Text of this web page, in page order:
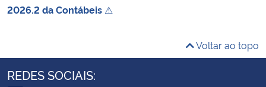
2026.2 da Contábeis ⚠
Voltar ao topo
REDES SOCIAIS: